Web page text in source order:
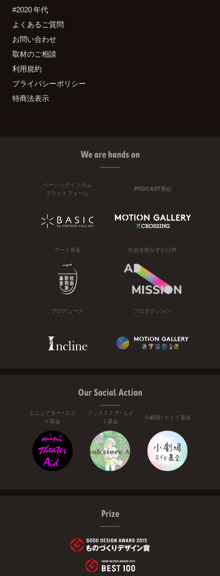
#2020 年代
よくあるご質問
お問い合わせ
取材のご相談
利用規約
プライバシーポリシー
特商法表示
We are hands on
ベーシックインカム
プラットフォーム
PODCAST番組
アート基金 社会を動かすかけ声
プロデュース プロダクション
Our Social Action
ミニシアター・エイ
ド基金
ブックストア・エイ
ド基金
小劇場・エイド基金
Prize